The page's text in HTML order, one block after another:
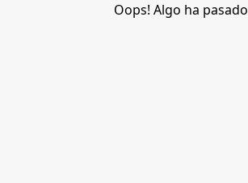
Oops! Algo ha pasado